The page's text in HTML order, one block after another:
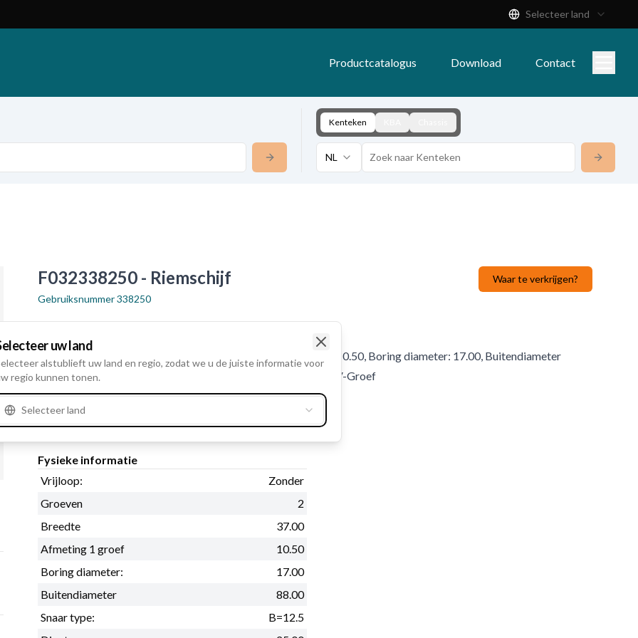
Selecteer land
Productcatalogus Download Contact
Kenteken
NL
F032338250 - Riemschijf
Waar te verkrijgen?
Gebruiksnummer338250
Vrijloop: Zonder, Groeven 2, Breedte 37.00, Afmeting 1 groef 10.50, Boring diameter: 17.00, Buitendiameter
88.00, Snaar type: B=12.5, Diepte 25.00, Poelie type Dubbele V-Groef
Fysieke informatie
Vrijloop:
Zonder
Groeven
2
Breedte
37.00
Afmeting 1 groef
10.50
Boring diameter:
17.00
Buitendiameter
88.00
Snaar type:
B=12.5
uw land
alstublieft uw land en regio, zodat we u de juiste informatie voor
regio kunnen tonen.
Selecteer land
Close